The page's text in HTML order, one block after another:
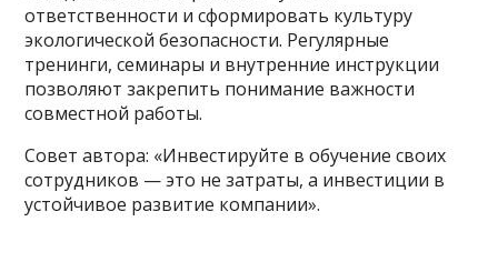
ответственности и сформировать культуру
экологической безопасности. Регулярные
тренинги, семинары и внутренние инструкции
позволяют закрепить понимание важности
совместной работы.
Совет автора: «Инвестируйте в обучение своих
сотрудников — это не затраты, а инвестиции в
устойчивое развитие компании».